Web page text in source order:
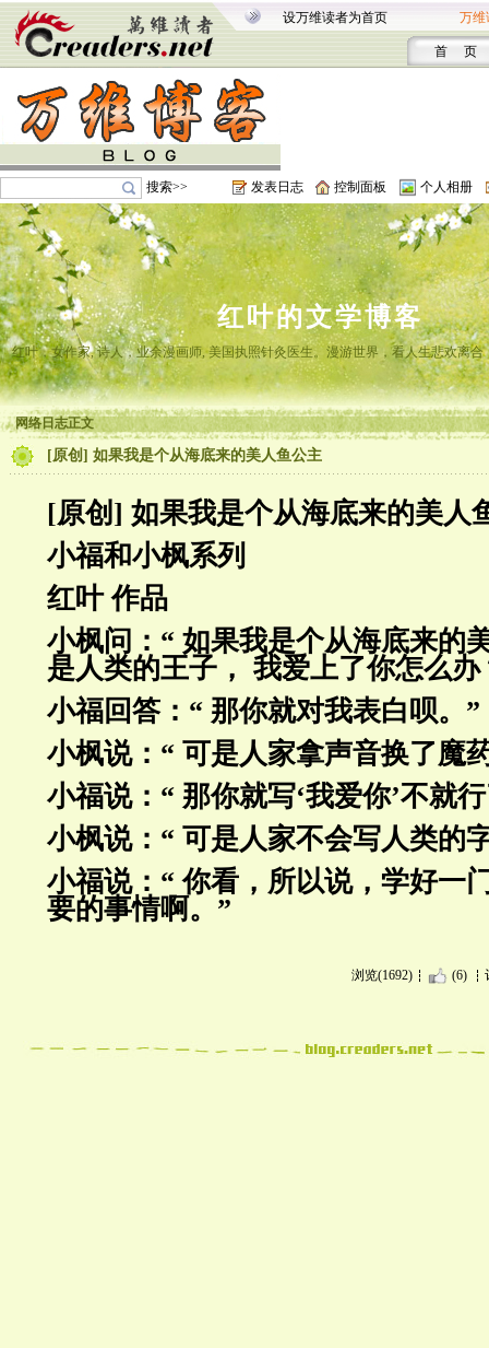
设万维读者为首页 万维
首 页
搜索>> 发表日志 控制面板 个人相册
红叶的文学博客
红叶，女作家, 诗人，业余漫画师, 美国执照针灸医生。漫游世界，看人生悲欢离
网络日志正文
[原创] 如果我是个从海底来的美人鱼公主
[原创] 如果我是个从海底来的美人
小福和小枫系列
红叶 作品
小枫问：“ 如果我是个从海底来的
是人类的王子， 我爱上了你怎么办
小福回答：“ 那你就对我表白呗。”
小枫说：“ 可是人家拿声音换了魔
小福说：“ 那你就写‘我爱你’不就
小枫说：“ 可是人家不会写人类的
小福说：“ 你看，所以说，学好一
要的事情啊。”
浏览(1692) (6)